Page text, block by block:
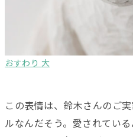
おすわり 大
この表情は、鈴木さんのご
ルなんだそう。愛されてい